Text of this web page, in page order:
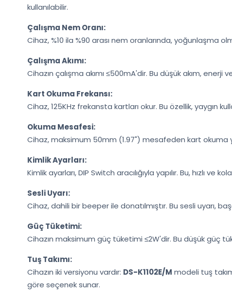
kullanılabilir.
Çalışma Nem Oranı:
Cihaz, %10 ila %90 arası nem oranlarında, yoğunlaşma
Çalışma Akımı:
Cihazın çalışma akımı ≤500mA'dir. Bu düşük akım,
Kart Okuma Frekansı:
Cihaz, 125KHz frekansta kartları okur. Bu özellik, yaygın
Okuma Mesafesi:
Cihaz, maksimum 50mm (1.97") mesafeden kart okuma
Kimlik Ayarları:
Kimlik ayarları, DIP Switch aracılığıyla yapılır. Bu, hızlı ve
Sesli Uyarı:
Cihaz, dahili bir beeper ile donatılmıştır. Bu sesli uyarı,
Güç Tüketimi:
Cihazın maksimum güç tüketimi ≤2W'dir. Bu düşük güç
Tuş Takımı:
Cihazın iki versiyonu vardır: DS-K1102E/M modeli tuş
göre seçenek sunar.